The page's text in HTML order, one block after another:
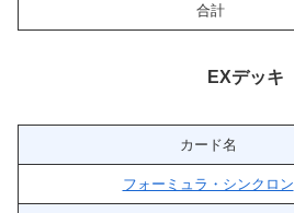
合計
EXデッキ
カード名
フォーミュラ・シンクロン